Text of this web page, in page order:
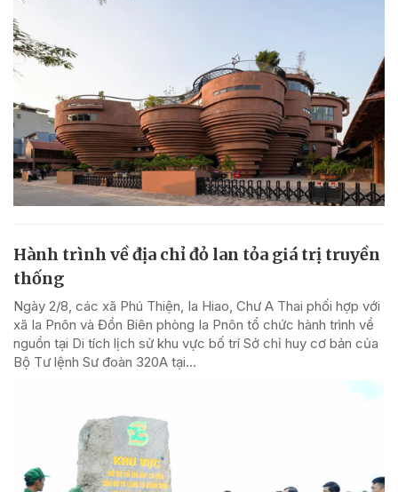
Hành trình về địa chỉ đỏ lan tỏa giá trị truyền
thống
Ngày 2/8, các xã Phú Thiện, Ia Hiao, Chư A Thai phối hợp với
xã Ia Pnôn và Đồn Biên phòng Ia Pnôn tổ chức hành trình về
nguồn tại Di tích lịch sử khu vực bố trí Sở chỉ huy cơ bản của
Bộ Tư lệnh Sư đoàn 320A tại...